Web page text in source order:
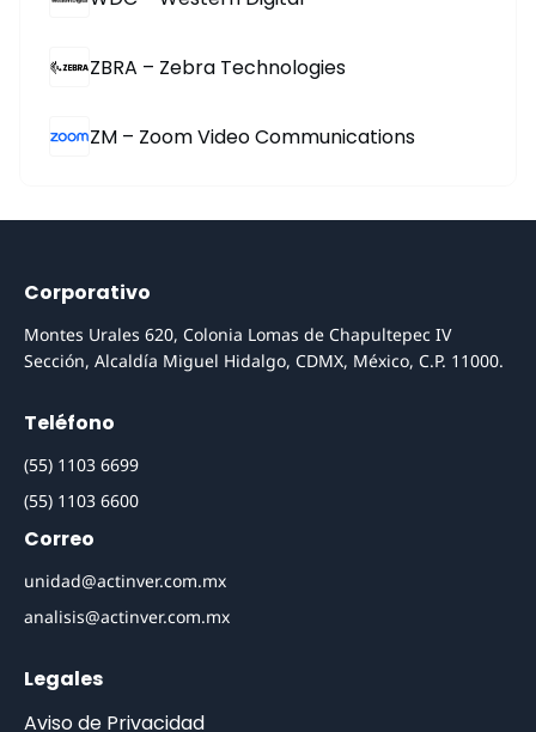
ZBRA – Zebra Technologies
ZM – Zoom Video Communications
Corporativo
Montes Urales 620, Colonia Lomas de Chapultepec IV
Sección, Alcaldía Miguel Hidalgo, CDMX, México, C.P. 11000.
Teléfono
(55) 1103 6699
(55) 1103 6600
Correo
unidad@actinver.com.mx
analisis@actinver.com.mx
Legales
Aviso de Privacidad